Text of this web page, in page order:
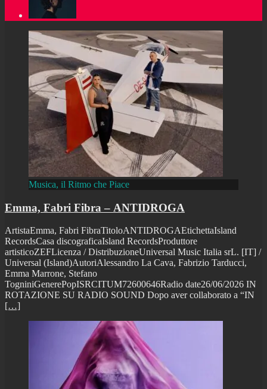
Musica, il Ritmo che Piace
Emma, Fabri Fibra – ANTIDROGA
ArtistaEmma, Fabri FibraTitoloANTIDROGAEtichettaIsland
RecordsCasa discograficaIsland RecordsProduttore
artisticoZEFLicenza / DistribuzioneUniversal Music Italia srL. [IT] /
Universal (Island)AutoriAlessandro La Cava, Fabrizio Tarducci,
Emma Marrone, Stefano
TogniniGenerePopISRCITUM72600646Radio date26/06/2026 IN
ROTAZIONE SU RADIO SOUND Dopo aver collaborato a “IN
[…]